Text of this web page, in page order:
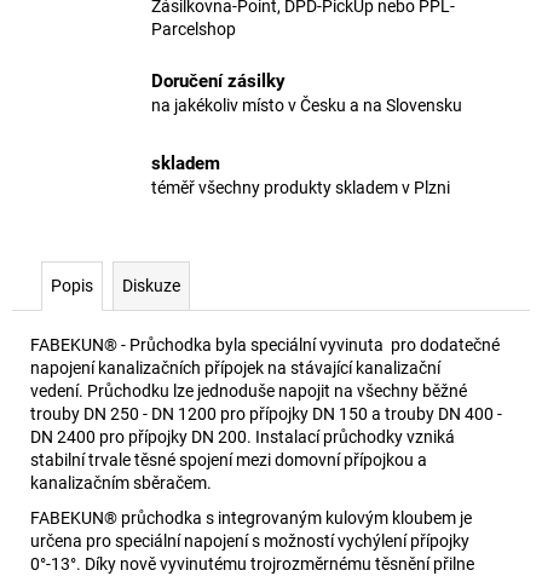
Zásilkovna-Point, DPD-PickUp nebo PPL-
Parcelshop
Doručení zásilky
na jakékoliv místo v Česku a na Slovensku
skladem
téměř všechny produkty skladem v Plzni
Popis Diskuze
FABEKUN® - Průchodka byla speciální vyvinuta pro dodatečné
napojení kanalizačních přípojek na stávající kanalizační
vedení. Průchodku lze jednoduše napojit na všechny běžné
trouby DN 250 - DN 1200 pro přípojky DN 150 a trouby DN 400 -
DN 2400 pro přípojky DN 200. Instalací průchodky vzniká
stabilní trvale těsné spojení mezi domovní přípojkou a
kanalizačním sběračem.
FABEKUN® průchodka s integrovaným kulovým kloubem je
určena pro speciální napojení s možností vychýlení přípojky
0°-13°. Díky nově vyvinutému trojrozměrnému těsnění přilne